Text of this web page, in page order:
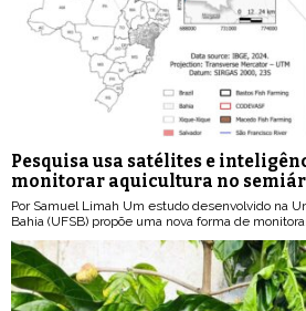
Pesquisa usa satélites e
monitorar aquicultura no
Por Samuel Limah Um estudo desenvolvido na
Bahia (UFSB) propõe uma nova forma de